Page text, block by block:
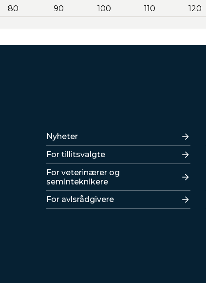
80 90 100 110 120
Lenker
Nyheter
For tillitsvalgte
For veterinærer og
seminteknikere
For avlsrådgivere